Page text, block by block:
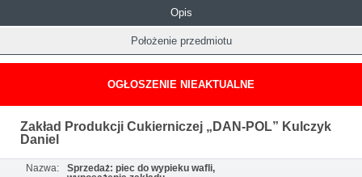
Opis
Położenie przedmiotu
OGŁOSZENIE NIEAKTUALNE
Zakład Produkcji Cukierniczej „DAN-POL” Kulczyk
Daniel
Nazwa:
Sprzedaż: piec do wypieku wafli,